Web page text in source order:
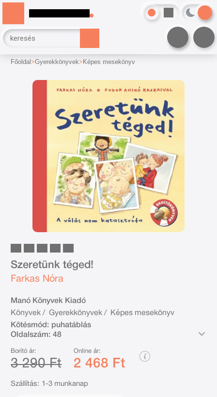
Főoldal Gyerekkönyvek Képes mesekönyv
Szeretünk téged!
Farkas Nóra
Manó Könyvek Kiadó
Könyvek / Gyerekkönyvek /
Képes mesekönyv
Kötésmód: puhatáblás
Oldalszám: 48
Borító ár:
3 290 Ft
Online ár:
2 468 Ft
Szállítás: 1-3 munkanap